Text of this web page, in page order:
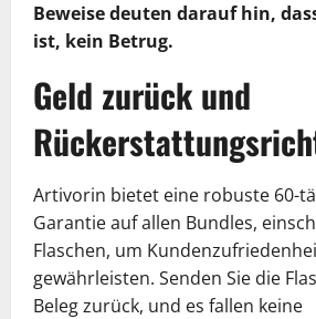
Beweise deuten darauf hin,
ist, kein Betrug.
Geld zurück und
Artivorin bietet eine robuste 60-
Garantie auf allen Bundles,
Flaschen, um
gewährleisten. Senden Sie die
Beleg zurück, und es fallen keine